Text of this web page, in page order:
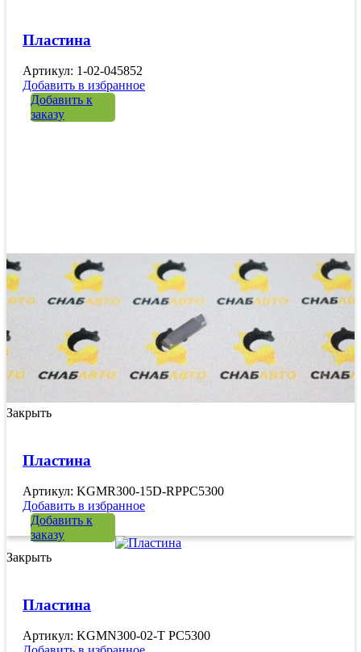
Пластина
Артикул: 1-02-045852
Добавить в избранное
Добавить к
заказу
Закрыть
Пластина
Артикул: KGMR300-15D-RPPC5300
Добавить в избранное
Добавить к
заказу
Закрыть
Пластина
Артикул: KGMN300-02-T PC5300